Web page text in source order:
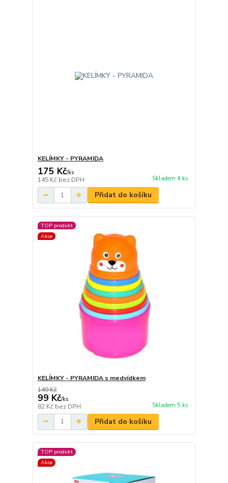
KELÍMKY - PYRAMIDA
175 Kč/ks
145 Kč bez DPH Skladem 4 ks
Přidat do košíku
TOP produkt
Akce
KELÍMKY - PYRAMIDA s medvídkem
149 Kč
99 Kč/ks
82 Kč bez DPH Skladem 5 ks
Přidat do košíku
TOP produkt
Akce